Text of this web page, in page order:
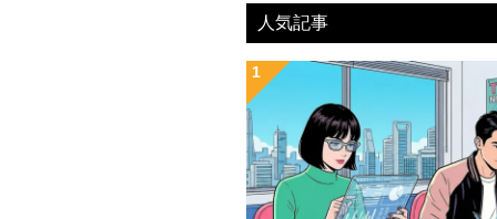
人気記事